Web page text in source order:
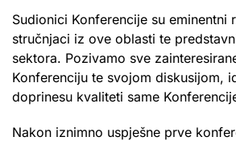
Sudionici Konferencije su eminentni
stručnjaci iz ove oblasti te
sektora. Pozivamo sve
Konferenciju te svojom diskusijom,
doprinesu kvaliteti same
Nakon iznimno uspješne prve